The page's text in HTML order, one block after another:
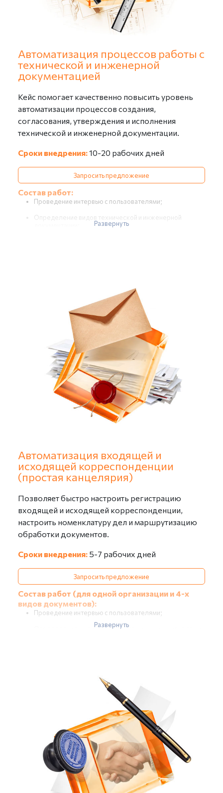
Автоматизация процессов работы с
технической и инженерной
документацией
Кейс помогает качественно повысить уровень
автоматизации процессов создания,
согласования, утверждения и исполнения
технической и инженерной документации.
Сроки внедрения:10-20 рабочих дней
Запросить предложение
Состав работ:
Проведение интервью с пользователями;
Определение видов технической и инженерной
Формирование отчета об обследовании (в части
документации);
Подготовка информационной базы:
Настройка справочников «Организации»,
«Пользователи», «Структура предприятия»;
Настройка видов документации;
Настройка форм карточек инженерной и
технической документации;
Настройка шаблонов маршрутов движения и
списка согласующих.
Развернуть
Автоматизация входящей и
исходящей корреспонденции
(простая канцелярия)
Позволяет быстро настроить регистрацию
входящей и исходящей корреспонденции,
настроить номенклатуру дел и маршрутизацию
обработки документов.
Сроки внедрения: 5-7 рабочих дней
Запросить предложение
Состав работ (для одной организации и 4-х
видов документов):
Проведение интервью с пользователями;
Определение видов входящих и исходящих
исходящих документов;
Изучение регламентов или инструкций по
делопроизводству (при их наличии);
Формирование отчета об обследовании (в части
входящей и исходящей документации);
Консультации по заведению первичной нормативно-
справочной информации в объеме 10 часов;
Настройка процессов движения входящих и исходящих
документов (до 4-х маршрутов);
Обучение сотрудников работе с входящими и
Развернуть